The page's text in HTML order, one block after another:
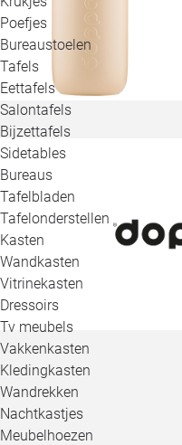
Poefjes
Bureaustoelen
Tafels
Eettafels
Salontafels
Bijzettafels
Sidetables
Bureaus
Tafelbladen
Tafelonderstellen
Kasten
Wandkasten
Vitrinekasten
Dressoirs
Tv meubels
Vakkenkasten
Kledingkasten
Wandrekken
Nachtkastjes
Meubelhoezen